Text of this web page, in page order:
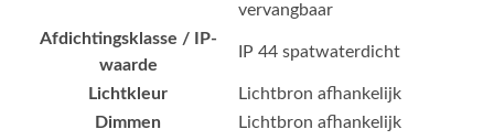
vervangbaar
Afdichtingsklasse / IP-
waarde
IP 44 spatwaterdicht
Lichtkleur
Lichtbron afhankelijk
Dimmen
Lichtbron afhankelijk